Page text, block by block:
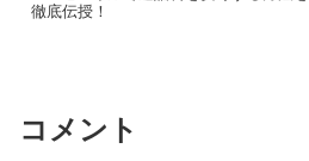
徹底伝授！
コメント